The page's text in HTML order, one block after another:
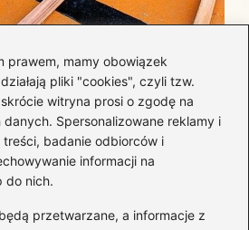
prawem, mamy obowiązek
pliki "cookies", czyli tzw.
witryna prosi o zgodę na
Spersonalizowane reklamy i
badanie odbiorców i
informacji na
do nich.
przetwarzane, a informacje z
taras
najczęstszych
(282)